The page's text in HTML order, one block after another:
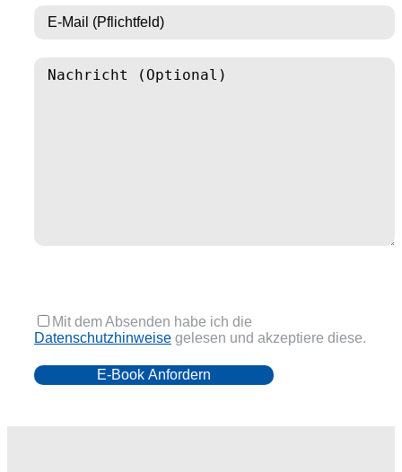
Mit dem Absenden habe ich die
Datenschutzhinweise gelesen und akzeptiere diese.